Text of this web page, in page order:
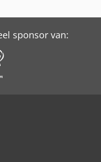
sponsor van: